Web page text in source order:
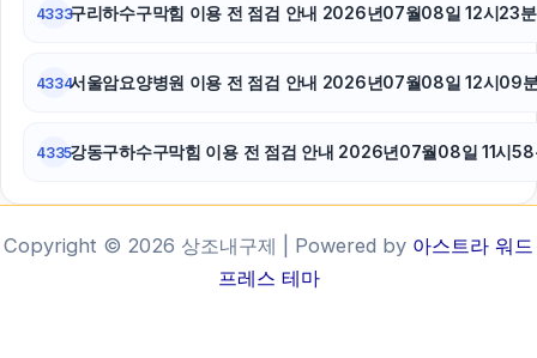
4333구리하수구막힘 이용 전 점검 안내 2026년07월08일 12시23분
4334서울암요양병원 이용 전 점검 안내 2026년07월08일 12시09
4335강동구하수구막힘 이용 전 점검 안내 2026년07월08일 11시58
Copyright © 2026 상조내구제 | Powered by 아스트라 워드
프레스 테마